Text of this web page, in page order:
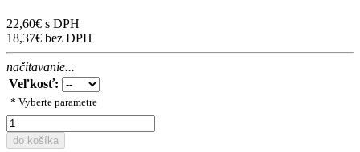
22,60€ s DPH
18,37€ bez DPH
načitavanie...
Veľkosť:
* Vyberte parametre
do košíka